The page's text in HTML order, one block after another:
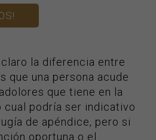
la diferencia entre
que una persona acude
que tiene en la
cual podría ser indicativo
de apéndice, pero si
oportuna o el